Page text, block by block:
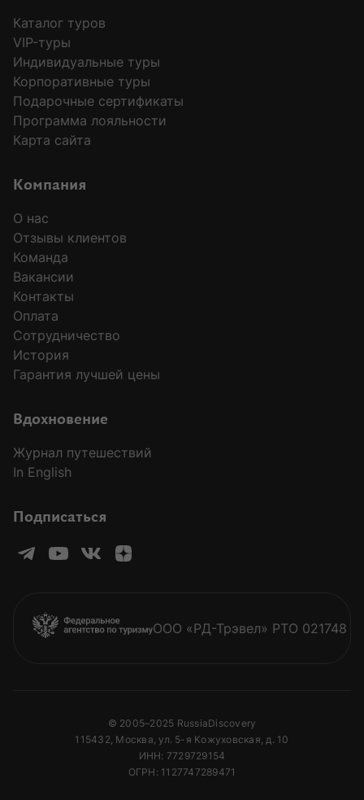
Каталог туров
VIP-туры
Индивидуальные туры
Корпоративные туры
Подарочные сертификаты
Программа лояльности
Карта сайта
Компания
О нас
Отзывы клиентов
Команда
Вакансии
Контакты
Оплата
Сотрудничество
История
Гарантия лучшей цены
Вдохновение
Журнал путешествий
In English
Подписаться
ООО «РД-Трэвел» РТО 021748
© 2005–2025 RussiaDiscovery
115432, Москва, ул. 5-я Кожуховская, д. 10
ИНН: 7729729154
ОГРН: 1127747289471